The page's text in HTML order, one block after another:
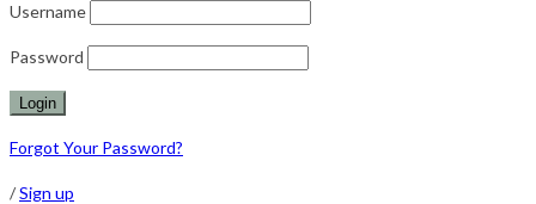
Username
Password
Forgot Your Password?
/Sign up